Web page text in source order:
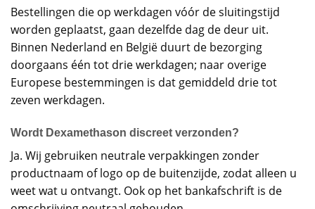
Bestellingen die op werkdagen vóór de sluitingstijd
worden geplaatst, gaan dezelfde dag de deur uit.
Binnen Nederland en België duurt de bezorging
doorgaans één tot drie werkdagen; naar overige
Europese bestemmingen is dat gemiddeld drie tot
zeven werkdagen.
Wordt Dexamethason discreet verzonden?
Ja. Wij gebruiken neutrale verpakkingen zonder
productnaam of logo op de buitenzijde, zodat alleen u
weet wat u ontvangt. Ook op het bankafschrift is de